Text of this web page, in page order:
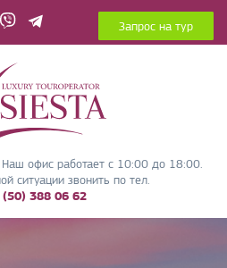
офис работает с 10:00 до 18:00.
ситуации звонить по тел.
(50) 388 06 62
Запрос на тур